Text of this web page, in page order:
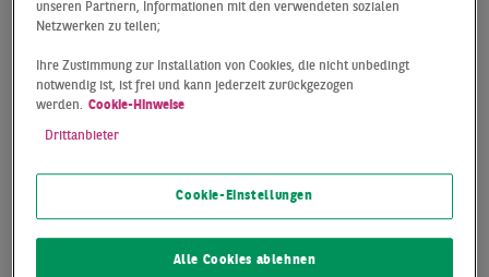
BNP Paribas Real Estate Deutschland hat als einer der
abgegeben.Damit schaffen wir weitere Transparenz und
Vergleichbarkeit in Bezug auf unsere
Deutsche Nachhaltigkeitskodex (DNK)
freiwilliger Standard für die Berichterstattung zu
Nachhaltigkeitsaspekten und beschreibt
Mindestanforderungen für die Kommunikation zu
unseren Partnern, Informationen mit den verwendeten sozialen
Netzwerken zu teilen;
Ihre Zustimmung zur Installation von Cookies, die nicht unbedingt
notwendig ist, ist frei und kann jederzeit zurückgezogen
werden. Cookie-Hinweise
Drittanbieter
Cookie-Einstellungen
Alle Cookies ablehnen